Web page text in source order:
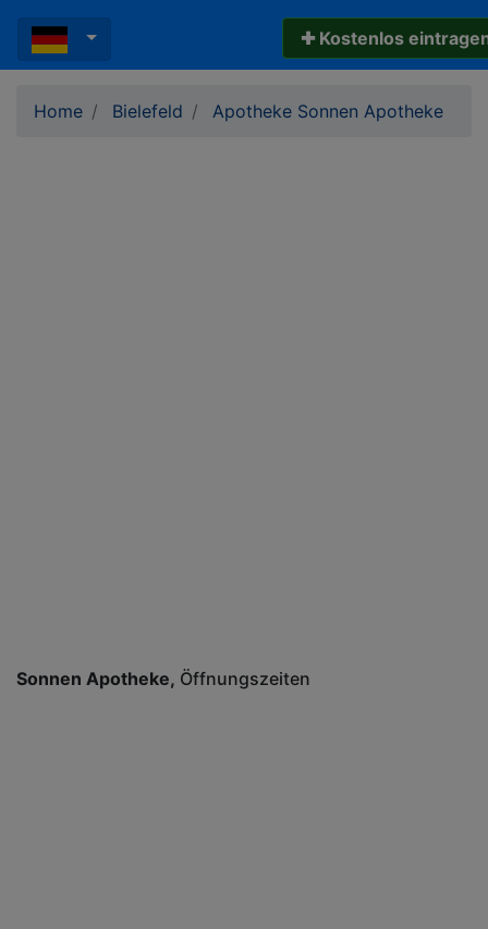
✚ Kostenlos
Home Bielefeld Apotheke Sonnen Apotheke
Sonnen Apotheke Öffnungszeiten